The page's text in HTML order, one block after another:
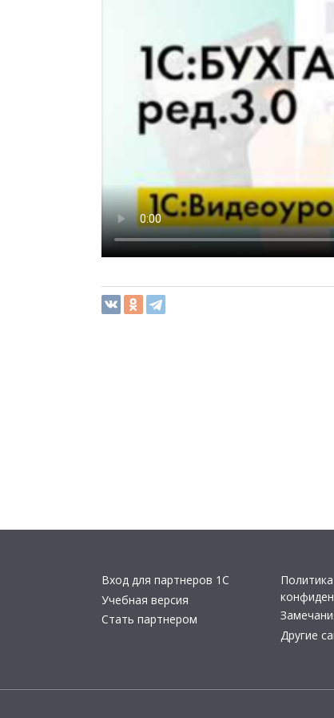
Вход для партнеров 1С
Учебная версия
Стать партнером
Политика
Другие